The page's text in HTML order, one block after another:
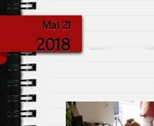
Mai 21
2018